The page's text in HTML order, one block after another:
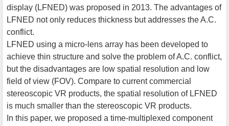
display (LFNED) was proposed in 2013. The advantages of
LFNED not only reduces thickness but addresses the A.C.
conflict.
LFNED using a micro-lens array has been developed to
achieve thin structure and solve the problem of A.C. conflict,
but the disadvantages are low spatial resolution and low
field of view (FOV). Compare to current commercial
stereoscopic VR products, the spatial resolution of LFNED
is much smaller than the stereoscopic VR products.
In this paper, we proposed a time-multiplexed component